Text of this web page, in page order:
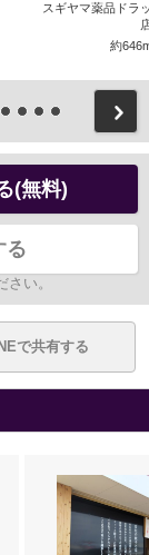
スギヤマ薬品ドラ
約
(無料)
る
い。
で共有する